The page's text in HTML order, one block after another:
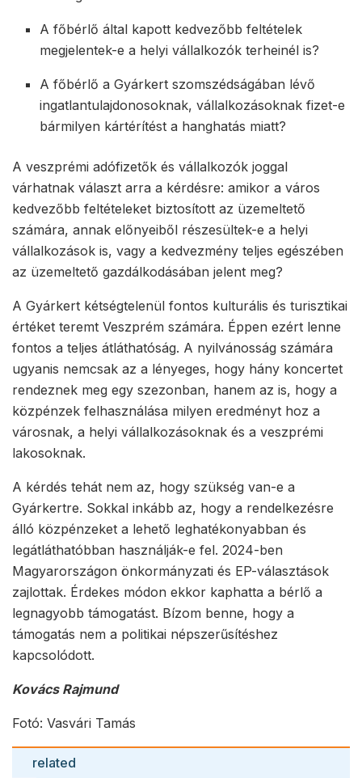
A főbérlő által kapott kedvezőbb feltételek
megjelentek-e a helyi vállalkozók terheinél is?
A főbérlő a Gyárkert szomszédságában lévő
ingatlantulajdonosoknak, vállalkozásoknak fizet-e
bármilyen kártérítést a hanghatás miatt?
A veszprémi adófizetők és vállalkozók joggal
várhatnak választ arra a kérdésre: amikor a város
kedvezőbb feltételeket biztosított az üzemeltető
számára, annak előnyeiből részesültek-e a helyi
vállalkozások is, vagy a kedvezmény teljes egészében
az üzemeltető gazdálkodásában jelent meg?
A Gyárkert kétségtelenül fontos kulturális és turisztikai
értéket teremt Veszprém számára. Éppen ezért lenne
fontos a teljes átláthatóság. A nyilvánosság számára
ugyanis nemcsak az a lényeges, hogy hány koncertet
rendeznek meg egy szezonban, hanem az is, hogy a
közpénzek felhasználása milyen eredményt hoz a
városnak, a helyi vállalkozásoknak és a veszprémi
lakosoknak.
A kérdés tehát nem az, hogy szükség van-e a
Gyárkertre. Sokkal inkább az, hogy a rendelkezésre
álló közpénzeket a lehető leghatékonyabban és
legátláthatóbban használják-e fel. 2024-ben
Magyarországon önkormányzati és EP-választások
zajlottak. Érdekes módon ekkor kaphatta a bérlő a
legnagyobb támogatást. Bízom benne, hogy a
támogatás nem a politikai népszerűsítéshez
kapcsolódott.
Kovács Rajmund
Fotó: Vasvári Tamás
related